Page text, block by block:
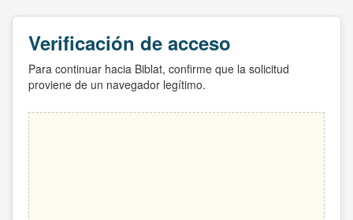
Verificación de acceso
Para continuar hacia Biblat, confirme que la solicitud
proviene de un navegador legítimo.